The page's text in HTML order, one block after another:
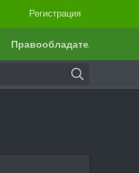
Регистрация
Правообладателям